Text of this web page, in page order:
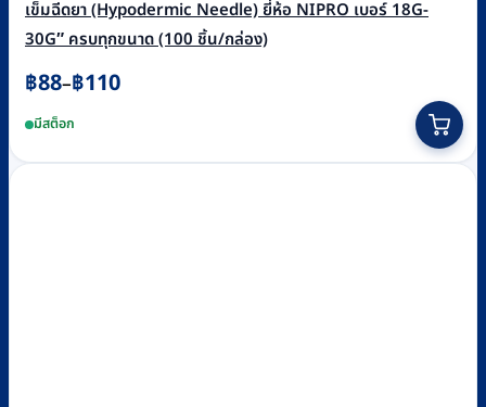
เข็มฉีดยา (Hypodermic Needle) ยี่ห้อ NIPRO เบอร์ 18G-
30G″ ครบทุกขนาด (100 ชิ้น/กล่อง)
฿88–฿110
Price
range:
฿88
through
฿110
มีสต็อก
product
has